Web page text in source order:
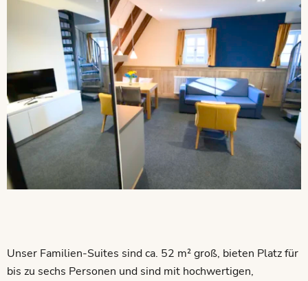
Unser Familien-Suites sind ca. 52 m² groß, bieten Platz für
bis zu sechs Personen und sind mit hochwertigen,